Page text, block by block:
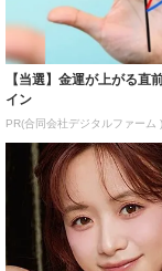
【当選】金運が上がる直
イン
PR(合同会社デジタルファーム )